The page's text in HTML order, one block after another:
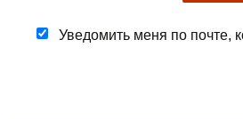
Уведомить меня по почте,